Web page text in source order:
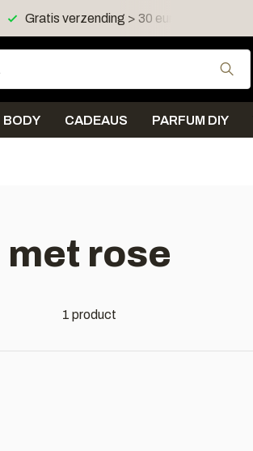
Gratis verzending > 30 euro in NL en BE
BODY CADEAUS PARFUM DIY
rose
1 product